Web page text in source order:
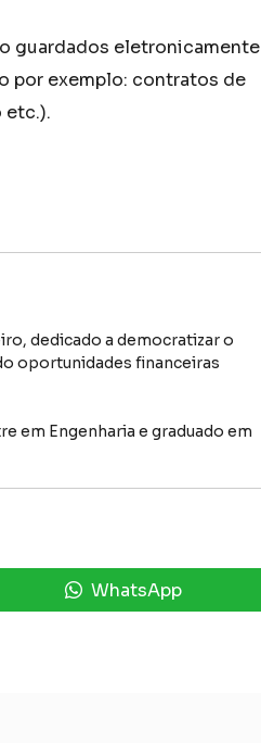
guardados eletronicamente
por exemplo: contratos de
etc.).
dedicado a democratizar o
oportunidades financeiras
em Engenharia e graduado em
WhatsApp